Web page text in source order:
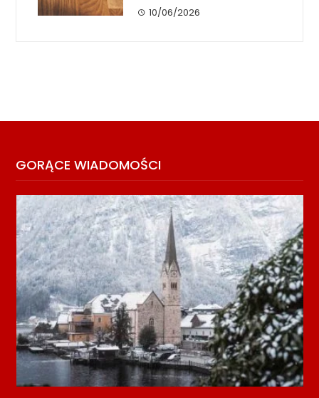
10/06/2026
GORĄCE WIADOMOŚCI